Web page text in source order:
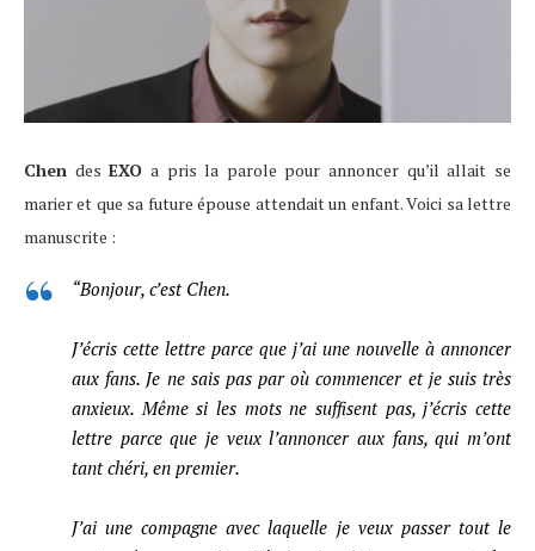
Chen desEXO a pris la parole pour annoncer qu’il allait se
marier et que sa future épouse attendait un enfant. Voici sa lettre
manuscrite :
“Bonjour, c’est Chen.
J’écris cette lettre parce que j’ai une nouvelle à annoncer
aux fans. Je ne sais pas par où commencer et je suis très
anxieux. Même si les mots ne suffisent pas, j’écris cette
lettre parce que je veux l’annoncer aux fans, qui m’ont
tant chéri, en premier.
J’ai une compagne avec laquelle je veux passer tout le